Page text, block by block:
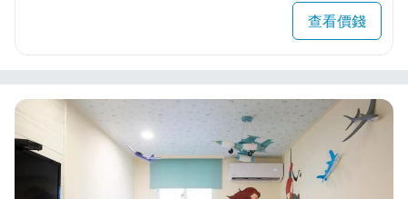
查看價錢